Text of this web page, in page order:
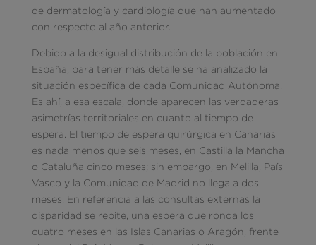
de dermatología y cardiología que han aumentado
con respecto al año anterior.
Debido a la desigual distribución de la población en
España, para tener más detalle se ha analizado la
situación específica de cada Comunidad Autónoma.
Es ahí, a esa escala, donde aparecen las verdaderas
asimetrías territoriales en cuanto al tiempo de
espera. El tiempo de espera quirúrgica en Canarias
es nada menos que seis meses, en Castilla la Mancha
o Cataluña cinco meses; sin embargo, en Melilla, País
Vasco y la Comunidad de Madrid no llega a dos
meses. En referencia a las consultas externas la
disparidad se repite, una espera que ronda los
cuatro meses en las Islas Canarias o Aragón, frente